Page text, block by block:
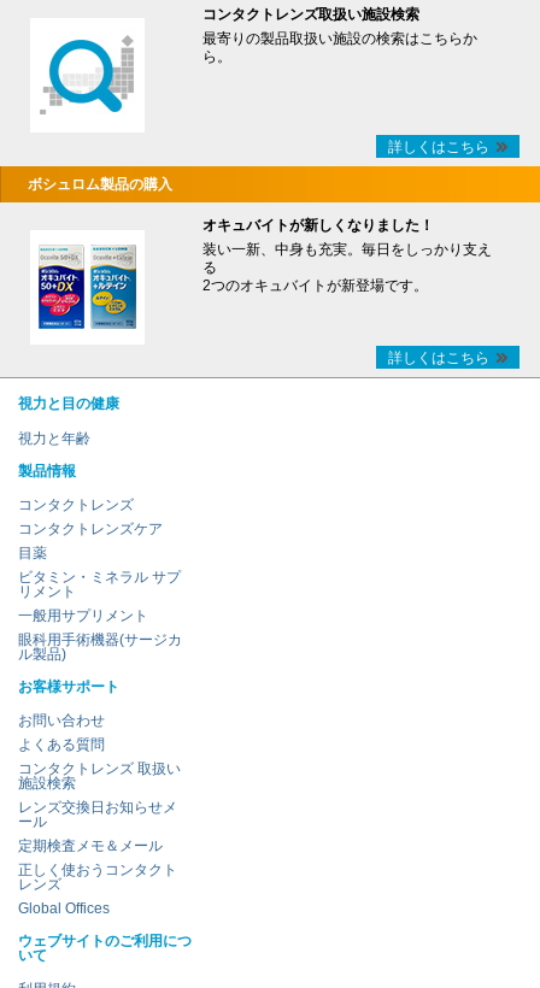
コンタクトレンズ取扱い施設検索
最寄りの製品取扱い施設の検索はこちらか
ら。
詳しくはこちら
ボシュロム製品の購入
オキュバイトが新しくなりました！
装い一新、中身も充実。毎日をしっかり支え
る
2つのオキュバイトが新登場です。
詳しくはこちら
視力と目の健康
視力と年齢
製品情報
コンタクトレンズ
コンタクトレンズケア
目薬
ビタミン・ミネラル サプ
リメント
一般用サプリメント
眼科用手術機器(サージカ
ル製品)
お客様サポート
お問い合わせ
よくある質問
コンタクトレンズ 取扱い
施設検索
レンズ交換日お知らせメ
ール
定期検査メモ＆メール
正しく使おうコンタクト
レンズ
Global Offices
ウェブサイトのご利用につ
いて